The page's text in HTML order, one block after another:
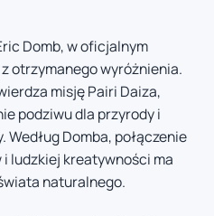
Domb, w oficjalnym
otrzymanego wyróżnienia.
misję Pairi Daiza,
podziwu dla przyrody i
Domba, połączenie
ludzkiej kreatywności ma
naturalnego.